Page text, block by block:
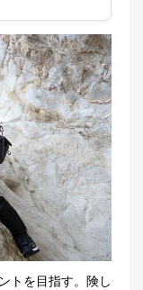
トを目指す。険し